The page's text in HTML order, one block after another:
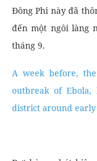
Đông Phi này đã
đến một ngôi làng
tháng 9.
A week before,
outbreak of
district around